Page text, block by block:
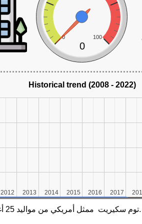
0 100
0
Historical trend (2008 - 2022)
2012
2012 2013
2013 2014
2014 2015
2015 2016
2016 2017
2017
…”